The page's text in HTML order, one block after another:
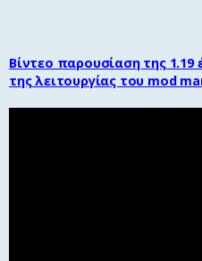
Βίντεο παρουσίαση της
της λειτουργίας του mod